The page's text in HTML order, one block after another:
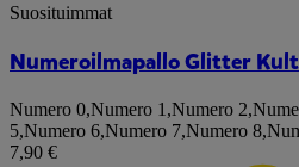
Suosituimmat
Numeroilmapallo Glitter
Numero 0,Numero 1 ,Numero 2,
5,Numero 6,Numero 7,Numero 8,
7,90 €